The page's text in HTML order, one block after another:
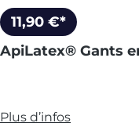
11,90 €*
ApiLatex® Gants
Plus d’infos